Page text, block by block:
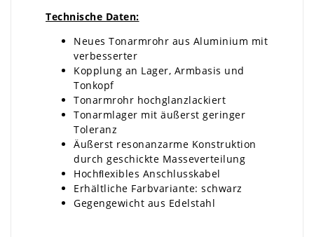
Technische Daten:
Neues Tonarmrohr aus Aluminium mit
verbesserter
Kopplung an Lager, Armbasis und
Tonkopf
Tonarmrohr hochglanzlackiert
Tonarmlager mit äußerst geringer
Toleranz
Äußerst resonanzarme Konstruktion
durch geschickte Masseverteilung
Hochﬂexibles Anschlusskabel
Erhältliche Farbvariante: schwarz
Gegengewicht aus Edelstahl